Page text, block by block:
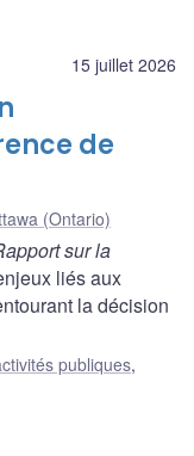
15 juillet 2026
de
(Ontario)
sur la
liés aux
la décision
publiques,